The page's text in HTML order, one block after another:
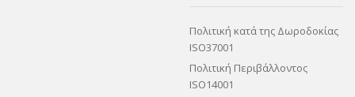
Πολιτική κατά της Δωροδοκίας
ISO37001
Πολιτική Περιβάλλοντος
ISO14001